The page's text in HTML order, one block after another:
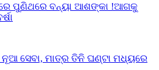
ପୁଣିଥରେ ବନ୍ୟା ଆଶଙ୍କା !ଆଗକୁ
ସେବା, ମାତ୍ର ତିନି ଘଣ୍ଟା ମଧ୍ୟରେ